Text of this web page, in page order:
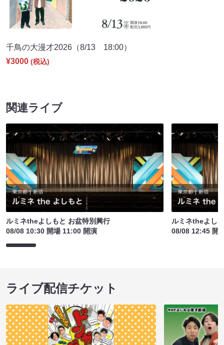
千鳥の大漫才2026（8/13 18:00）
¥3000 (税込)
関連ライブ
ルミネtheよしもと お盆特別興行
08/08 10:30 開場 11:00 開演
ルミネtheよし
08/08 12:45 開
ライブ配信チケット